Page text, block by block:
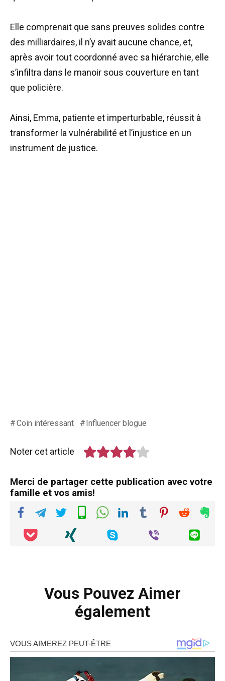
Elle comprenait que sans preuves solides contre
des milliardaires, il n’y avait aucune chance, et,
après avoir tout coordonné avec sa hiérarchie, elle
s’infiltra dans le manoir sous couverture en tant
que policière.
Ainsi, Emma, patiente et imperturbable, réussit à
transformer la vulnérabilité et l’injustice en un
instrument de justice.
Coin intéressant Influencer blogue
Noter cet article
Merci de partager cette publication avec votre
famille et vos amis!
Vous Pouvez Aimer
également